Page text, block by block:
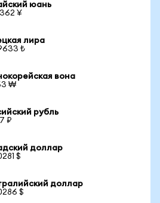
юань
¥
лира
₺
вона
₩
рубль
₽
доллар
$
доллар
$